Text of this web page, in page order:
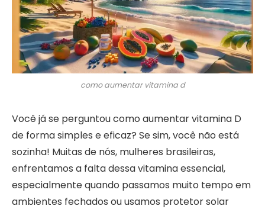
como aumentar vitamina d
Você já se perguntou como aumentar vitamina D
de forma simples e eficaz? Se sim, você não está
sozinha! Muitas de nós, mulheres brasileiras,
enfrentamos a falta dessa vitamina essencial,
especialmente quando passamos muito tempo em
ambientes fechados ou usamos protetor solar